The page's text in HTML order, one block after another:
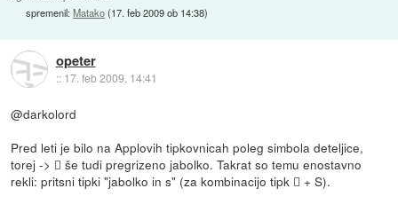
spremenil:Matako(17. feb 2009 ob 14:38)
opeter
:: 17. feb 2009, 14:41
@darkolord
Pred leti je bilo na Applovih tipkovnicah poleg simbola deteljice,
torej ->  še tudi pregrizeno jabolko. Takrat so temu enostavno
rekli: pritsni tipki "jabolko in s" (za kombinacijo tipk  + S).